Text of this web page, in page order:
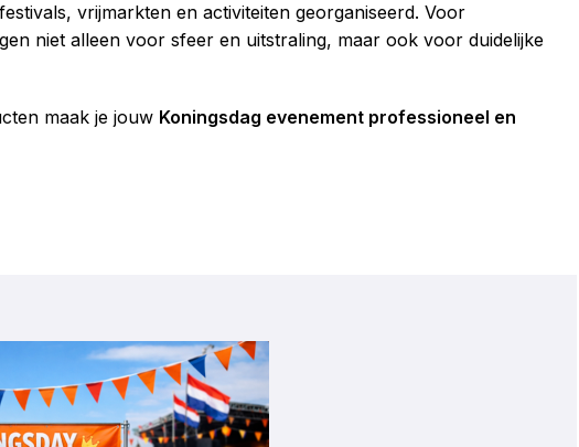
vrijmarkten en activiteiten georganiseerd. Voor
niet alleen voor sfeer en uitstraling, maar ook voor duidelijke
maak je jouw Koningsdag evenement professioneel en